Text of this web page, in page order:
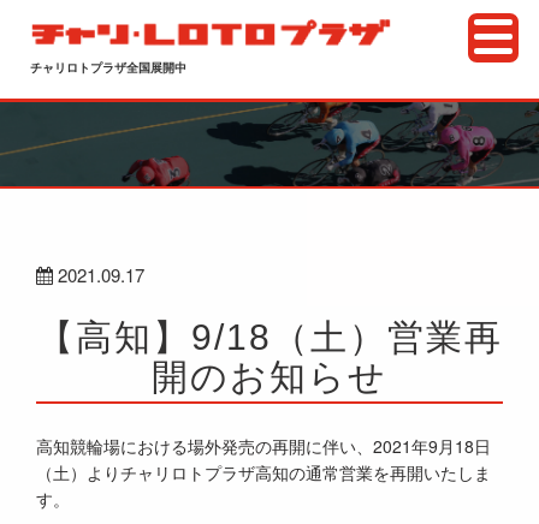
チャリロトプラザ全国展開中
2021.09.17
【高知】9/18（土）営業再
開のお知らせ
高知競輪場における場外発売の再開に伴い、2021年9月18日
（土）よりチャリロトプラザ高知の通常営業を再開いたしま
す。